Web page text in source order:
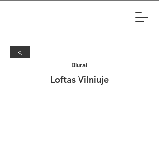
<
Biurai
Loftas Vilniuje